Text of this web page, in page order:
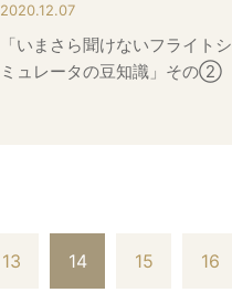
2020.12.07
「いまさら聞けないフライトシ
ミュレータの豆知識」その②
13 14 15 16